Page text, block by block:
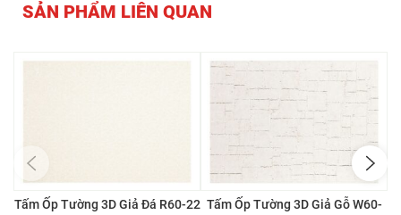
SẢN PHẨM LIÊN QUAN
Tấm Ốp Tường 3D Giả Đá R60-22 Tấm Ốp Tường 3D Giả Gỗ W60-